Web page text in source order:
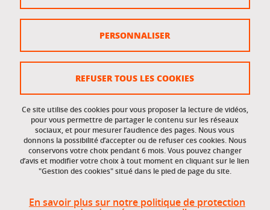
Gestion des cookies
Accessibilité : non conforme
Accès réservés
Intranet des étudiants et des personnels
Ce site utilise des cookies pour vous proposer la lecture de vidéos,
pour vous permettre de partager le contenu sur les réseaux
sociaux, et pour mesurer l’audience des pages. Nous vous
donnons la possibilité d’accepter ou de refuser ces cookies. Nous
conservons votre choix pendant 6 mois. Vous pouvez changer
d’avis et modifier votre choix à tout moment en cliquant sur le lien
"Gestion des cookies" situé dans le pied de page du site.
En savoir plus sur notre politique de protection
REFUSER TOUS LES COOKIES
PERSONNALISER